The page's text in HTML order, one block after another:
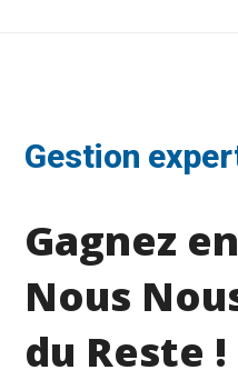
Gestion
Gagnez
Nous
du Reste !